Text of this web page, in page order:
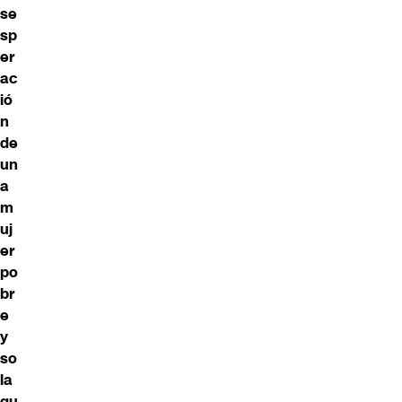
se
sp
er
ac
ió
n
de
un
a
m
uj
er
po
br
e
y
so
la